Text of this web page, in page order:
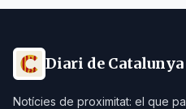
Diari de Catalunya
Notícies de proximitat: el que